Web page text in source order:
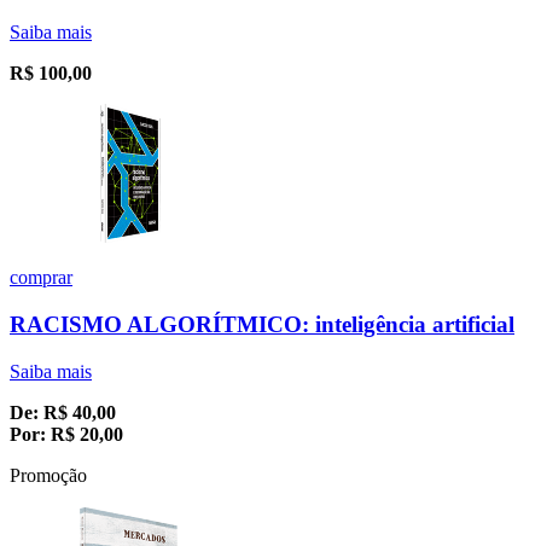
Saiba mais
R$ 100,00
comprar
RACISMO ALGORÍTMICO: inteligência artificial
Saiba mais
De: R$ 40,00
Por: R$ 20,00
Promoção